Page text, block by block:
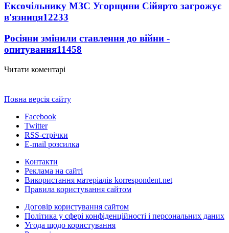
Ексочільнику МЗС Угорщини Сійярто загрожує
в'язниця12233
Росіяни змінили ставлення до війни -
опитування11458
Читати коментарі
Повна версія сайту
Facebook
Twitter
RSS-стрічки
E-mail розсилка
Контакти
Реклама на сайті
Використання матеріалів korrespondent.net
Правила користування сайтом
Договір користування сайтом
Політика у сфері конфіденційності і персональних даних
Угода щодо користування